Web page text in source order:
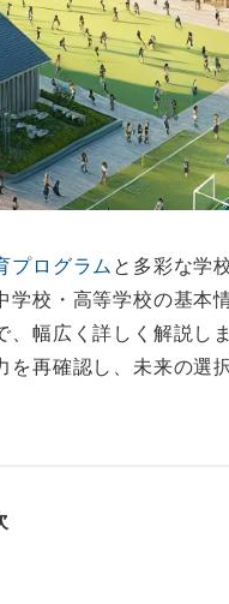
プログラム と多彩な学
校・高等学校の基本
、幅広く詳しく解説し
再確認し、未来の選